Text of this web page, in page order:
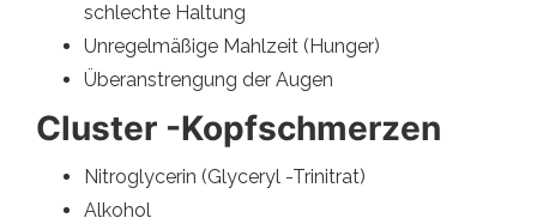
schlechte Haltung
Unregelmäßige Mahlzeit (Hunger)
Überanstrengung der Augen
Cluster -Kopfschmerzen
Nitroglycerin (Glyceryl -Trinitrat)
Alkohol